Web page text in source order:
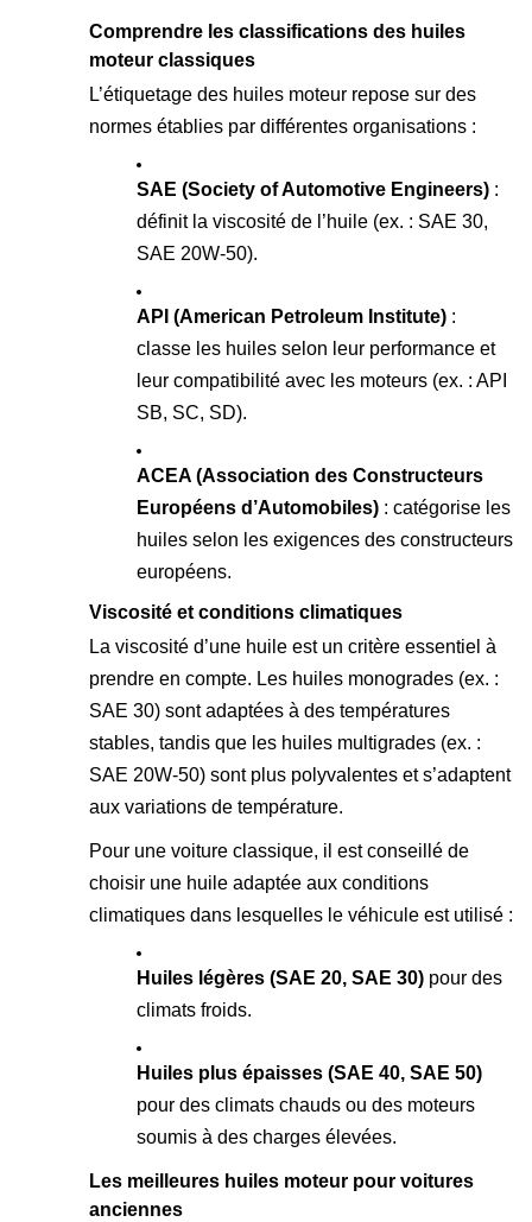
Comprendre les classifications des huiles
moteur classiques
L’étiquetage des huiles moteur repose sur des
normes établies par différentes organisations :
SAE (Society of Automotive Engineers) :
définit la viscosité de l’huile (ex. : SAE 30,
SAE 20W-50).
API (American Petroleum Institute) :
classe les huiles selon leur performance et
leur compatibilité avec les moteurs (ex. : API
SB, SC, SD).
ACEA (Association des Constructeurs
Européens d’Automobiles) : catégorise les
huiles selon les exigences des constructeurs
européens.
Viscosité et conditions climatiques
La viscosité d’une huile est un critère essentiel à
prendre en compte. Les huiles monogrades (ex. :
SAE 30) sont adaptées à des températures
stables, tandis que les huiles multigrades (ex. :
SAE 20W-50) sont plus polyvalentes et s’adaptent
aux variations de température.
Pour une voiture classique, il est conseillé de
choisir une huile adaptée aux conditions
climatiques dans lesquelles le véhicule est utilisé :
Huiles légères (SAE 20, SAE 30) pour des
climats froids.
Huiles plus épaisses (SAE 40, SAE 50)
pour des climats chauds ou des moteurs
soumis à des charges élevées.
Les meilleures huiles moteur pour voitures
anciennes